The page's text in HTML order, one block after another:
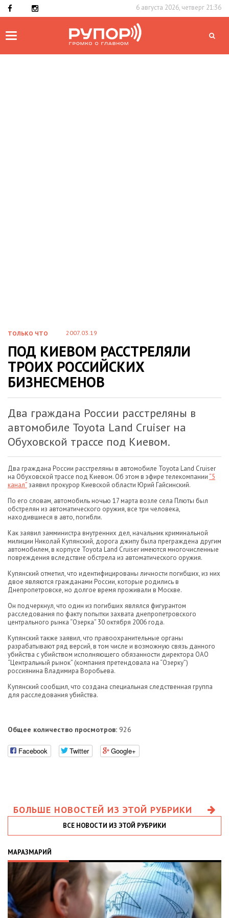
6 августа 2026, четверг 21:36
Toggle
ТОЛЬКО ЧТО 2007.03.19
ПОД КИЕВОМ РАССТРЕЛЯЛИ
ТРОИХ РОССИЙСКИХ
БИЗНЕСМЕНОВ
Два граждана России расстреляны в
автомобиле Toyota Land Cruiser на
Обуховской трассе под Киевом.
Два граждана России расстреляны в автомобиле Toyota Land Cruiser
на Обуховской трассе под Киевом. Об этом в эфире телекомпании “5
канал”заявил прокурор Киевской области Юрий Гайсинский.
По его словам, автомобиль ночью 17 марта возле села Плюты был
обстрелян из автоматического оружия, все три человека,
находившиеся в авто, погибли.
Как заявил замминистра внутренних дел, начальник криминальной
милиции Николай Купянский, дорога джипу была преграждена другим
автомобилем, в корпусе Toyota Land Cruiser имеются многочисленные
повреждения вследствие обстрела из автоматического оружия.
Купянский отметил, что идентифицированы личности погибших, из них
двое являются гражданами России, которые родились в
Днепропетровске, но долгое время проживали в Москве.
Он подчеркнул, что один из погибших являлся фигурантом
расследования по факту попытки захвата днепропетровского
центрального рынка “Озерка” 30 октября 2006 года.
Купянский также заявил, что правоохранительные органы
разрабатывают ряд версий, в том числе и возможную связь данного
убийства с убийством исполняющего обязанности директора ОАО
“Центральный рынок” (компания претендовала на “Озерку”)
россиянина Владимира Воробьева.
Купянский сообщил, что создана специальная следственная группа
для расследования убийства.
Общее количество просмотров: 926
Facebook Twitter Google+
БОЛЬШЕ НОВОСТЕЙ ИЗ ЭТОЙ РУБРИКИ
ВСЕ НОВОСТИ ИЗ ЭТОЙ РУБРИКИ
МАРАЗМАРИЙ